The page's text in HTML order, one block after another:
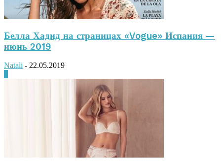
Белла Хадид на страницах «Vogue» Испания —
июнь 2019
Natali - 22.05.2019